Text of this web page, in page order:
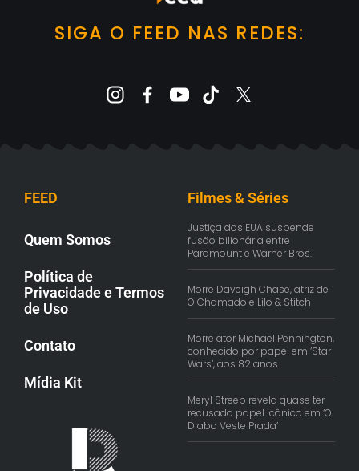
SIGA O FEED NAS REDES:
FEED
Quem Somos
Política de
Privacidade e Termos
de Uso
Contato
Mídia Kit
Filmes & Séries
Justiça dos EUA suspende
fusão bilionária entre
Paramount e Warner Bros.
Morre Daveigh Chase, atriz de
O Chamado e Lilo & Stitch
Morre ator Michael Pennington,
conhecido por papel em ‘Star
Wars’, aos 82 anos
Meryl Streep revela quase ter
recusado papel icônico em ‘O
Diabo Veste Prada’